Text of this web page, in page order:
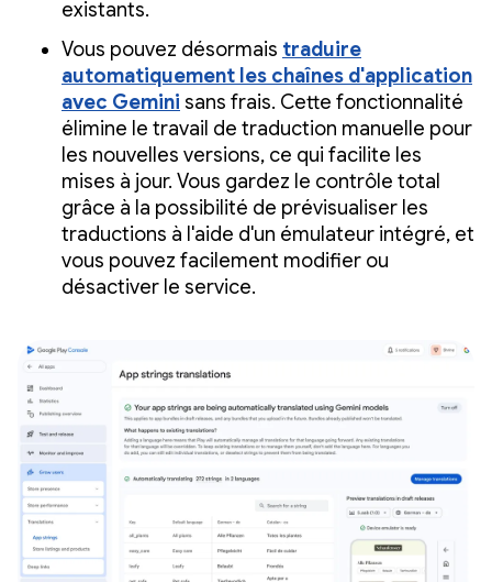
existants.
Vous pouvez désormais traduire
automatiquement les chaînes d'application
avec Gemini sans frais. Cette fonctionnalité
élimine le travail de traduction manuelle pour
les nouvelles versions, ce qui facilite les
mises à jour. Vous gardez le contrôle total
grâce à la possibilité de prévisualiser les
traductions à l'aide d'un émulateur intégré, et
vous pouvez facilement modifier ou
désactiver le service.